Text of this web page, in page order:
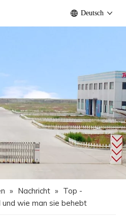
Deutsch
» Nachricht » Top -
wie man sie behebt